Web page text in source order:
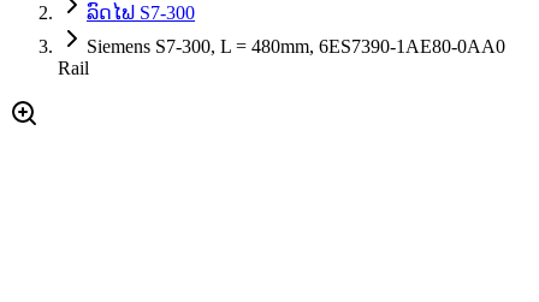
ລົດໄຟ S7-300
Siemens S7-300, L = 480mm, 6ES7390-1AE80-0AA0
Rail